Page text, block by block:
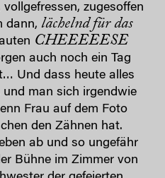
zugesoffen
dann, lächelnd für das
CHEEEEESE
auch noch ein Tag
Und dass heute alles
man sich irgendwie
Frau auf dem Foto
den Zähnen hat.
ab und so ungefähr
Bühne im Zimmer von